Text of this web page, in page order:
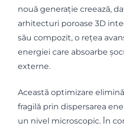
nouă generație creează,
arhitecturi poroase 3D
său compozit, o rețea
energiei care absoarbe
externe.
Această optimizare
fragilă prin dispersarea
un nivel microscopic. În